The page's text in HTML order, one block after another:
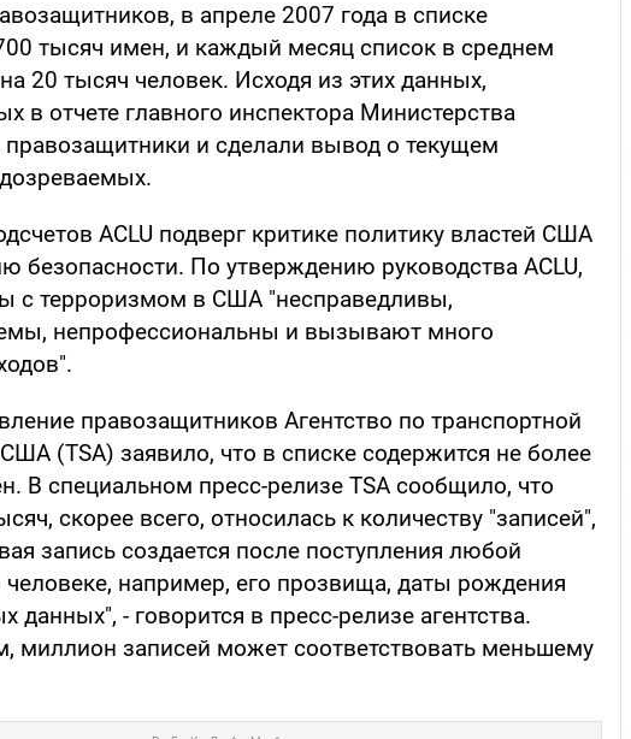
в апреле 2007 года в списке
тысяч имен, и каждый месяц список в среднем
20 тысяч человек. Исходя из этих данных,
в отчете главного инспектора Министерства
и сделали вывод о текущем
ACLU подверг критике политику властей США
безопасности. По утверждению руководства ACLU,
с терроризмом в США "несправедливы,
непрофессиональны и вызывают много
правозащитников Агентство по транспортной
(TSA) заявило, что в списке содержится не более
В специальном пресс-релизе TSA сообщило, что
скорее всего, относилась к количеству "записей",
запись создается после поступления любой
например, его прозвища, даты рождения
данных", - говорится в пресс-релизе агентства.
миллион записей может соответствовать меньшему